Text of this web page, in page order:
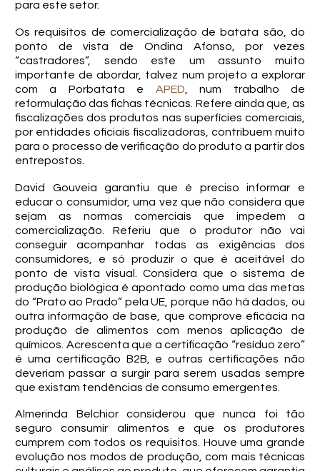
para este setor.
Os requisitos de comercialização de batata são, do
ponto de vista de Ondina Afonso, por vezes
“castradores”, sendo este um assunto muito
importante de abordar, talvez num projeto a explorar
com a Porbatata e APED , num trabalho de
reformulação das fichas técnicas. Refere ainda que, as
fiscalizações dos produtos nas superfícies comerciais,
por entidades oficiais fiscalizadoras, contribuem muito
para o processo de verificação do produto a partir dos
entrepostos.
David Gouveia garantiu que é preciso informar e
educar o consumidor, uma vez que não considera que
sejam as normas comerciais que impedem a
comercialização. Referiu que o produtor não vai
conseguir acompanhar todas as exigências dos
consumidores, e só produzir o que é aceitável do
ponto de vista visual. Considera que o sistema de
produção biológica é apontado como uma das metas
do “Prato ao Prado” pela UE, porque não há dados, ou
outra informação de base, que comprove eficácia na
produção de alimentos com menos aplicação de
químicos. Acrescenta que a certificação “resíduo zero”
é uma certificação B2B, e outras certificações não
deveriam passar a surgir para serem usadas sempre
que existam tendências de consumo emergentes.
Almerinda Belchior considerou que nunca foi tão
seguro consumir alimentos e que os produtores
cumprem com todos os requisitos. Houve uma grande
evolução nos modos de produção, com mais técnicas